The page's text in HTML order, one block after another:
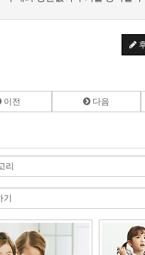
이전 다음